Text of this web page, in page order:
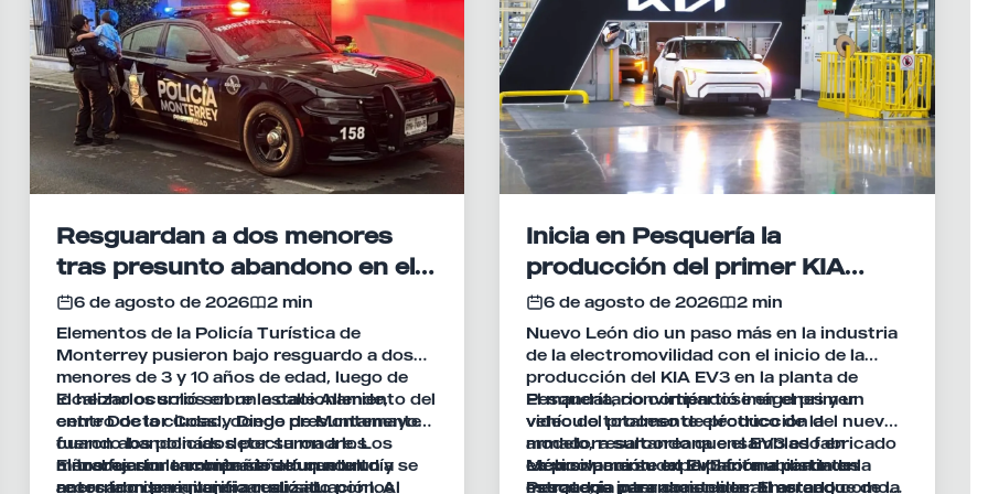
Resguardan a dos menores
tras presunto abandono en el
centro de Monterrey
6 de agosto de 2026
2 min
Elementos de la Policía Turística de
Monterrey pusieron bajo resguardo a dos
menores de 3 y 10 años de edad, luego de
localizarlos solos en un estacionamiento del
centro de la ciudad, donde presuntamente
fueron abandonados por su madre. Los
niños fueron encontrados durante un
recorrido de vigilancia realizado por los
El hecho ocurrió sobre la calle Allende,
entre Doctor Coss y Diego de Montemayor,
cuando los policías detectaron a los
menores sin la compañía de un adulto y se
acercaron para verificar su situación. Al
El trabajador también señaló que un día
antes la misma mujer acudió al
Inicia en Pesquería la
producción del primer KIA
eléctrico fabricado en México
6 de agosto de 2026
2 min
Nuevo León dio un paso más en la industria
de la electromovilidad con el inicio de la
producción del KIA EV3 en la planta de
Pesquería, convirtiéndose en el primer
vehículo totalmente eléctrico de la
armadora surcoreana ensamblado en
México para su exportación a distintos
mercados internacionales. El arranque de la
El mandatario compartió imágenes y un
video del proceso de producción del nuevo
modelo, resaltando que el EV3 es fabricado
exclusivamente en la planta ubicada en
Pesquería para abastecer al mercado
La producción del EV3 forma parte de la
estrategia para consolidar al estado como